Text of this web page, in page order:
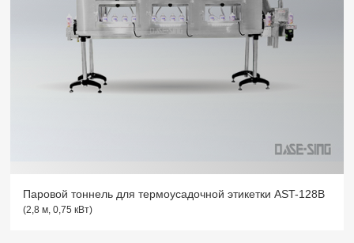
Паровой тоннель для термоусадочной этикетки AST-128B
(2,8 м, 0,75 кВт)